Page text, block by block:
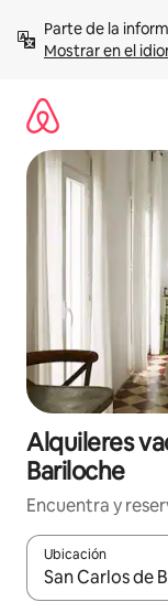
contenidoMostrar en el
Alquileres
Bariloche
Encuentra y
Ubicación
Cuando los